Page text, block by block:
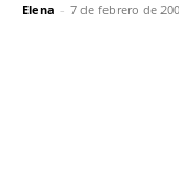
Elena - 7 de febrero de